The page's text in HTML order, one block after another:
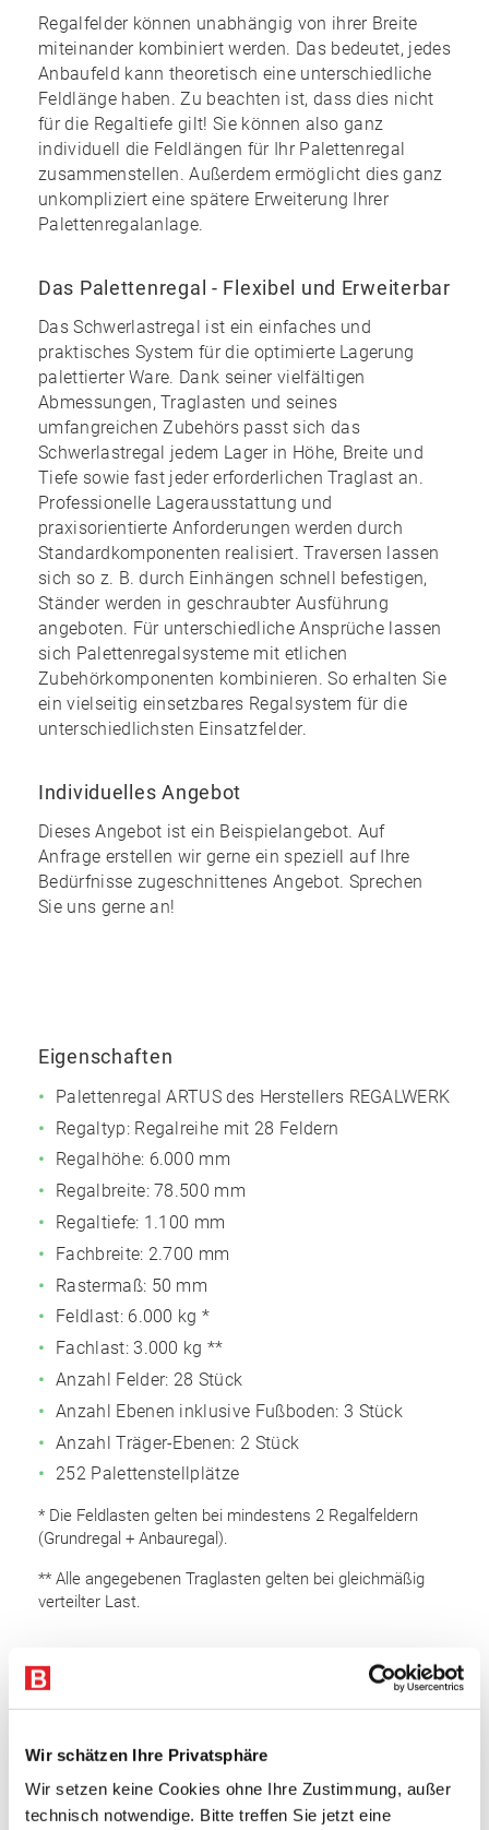
Wir schätzen Ihre Privatsphäre
Wir setzen keine Cookies ohne Ihre Zustimmung, außer
technisch notwendige. Bitte treffen Sie jetzt eine
Regalfelder können unabhängig von ihrer Breite
miteinander kombiniert werden. Das bedeutet, jedes
Anbaufeld kann theoretisch eine unterschiedliche
Feldlänge haben. Zu beachten ist, dass dies nicht
für die Regaltiefe gilt! Sie können also ganz
individuell die Feldlängen für Ihr Palettenregal
zusammenstellen. Außerdem ermöglicht dies ganz
unkompliziert eine spätere Erweiterung Ihrer
Palettenregalanlage.
Das Palettenregal - Flexibel und Erweiterbar
Das Schwerlastregal ist ein einfaches und
praktisches System für die optimierte Lagerung
palettierter Ware. Dank seiner vielfältigen
Abmessungen, Traglasten und seines
umfangreichen Zubehörs passt sich das
Schwerlastregal jedem Lager in Höhe, Breite und
Tiefe sowie fast jeder erforderlichen Traglast an.
Professionelle Lagerausstattung und
praxisorientierte Anforderungen werden durch
Standardkomponenten realisiert. Traversen lassen
sich so z. B. durch Einhängen schnell befestigen,
Ständer werden in geschraubter Ausführung
angeboten. Für unterschiedliche Ansprüche lassen
sich Palettenregalsysteme mit etlichen
Zubehörkomponenten kombinieren. So erhalten Sie
einvielseitig einsetzbares Regalsystem für die
unterschiedlichsten Einsatzfelder.
Individuelles Angebot
Dieses Angebot ist ein Beispielangebot. Auf
Anfrage erstellen wir gerne ein speziell auf Ihre
Bedürfnisse zugeschnittenes Angebot. Sprechen
Sie uns gerne an!
Eigenschaften
Palettenregal ARTUS des Herstellers REGALWERK
Regaltyp: Regalreihe mit 28 Feldern
Regalhöhe: 6.000 mm
Regalbreite: 78.500 mm
Regaltiefe: 1.100 mm
Fachbreite: 2.700 mm
Rastermaß: 50 mm
Feldlast: 6.000 kg *
Fachlast: 3.000 kg **
Anzahl Felder: 28 Stück
Anzahl Ebenen inklusive Fußboden: 3 Stück
Anzahl Träger-Ebenen: 2 Stück
252 Palettenstellplätze
* Die Feldlasten gelten bei mindestens 2 Regalfeldern
(Grundregal + Anbauregal).
** Alle angegebenen Traglasten gelten bei gleichmäßig
verteilter Last.
Bodenanker
Sicherungsstifte